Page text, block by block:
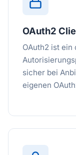
OAuth2
OAuth2 ist
sicher bei
eigenen